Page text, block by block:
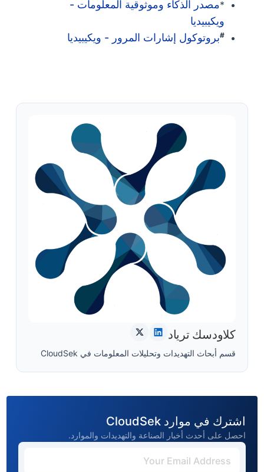
*مصدر الذكاء وموثوقية المعلومات -
ويكيبيديا
#بروتوكول إشارات المرور - ويكيبيديا
كلاودسك ترياد
قسم أبحاث التهديدات وتحليلات المعلومات في CloudSek
اشترك في موارد CloudSek
احصل على أحدث أخبار الصناعة والتهديدات والموارد.